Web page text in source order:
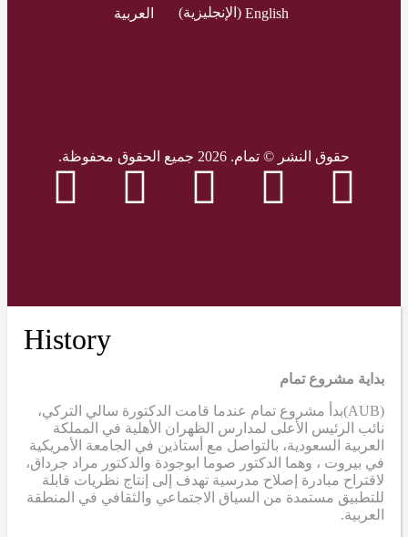
English
( الإنجليزية) العربية
حقوق النشر © تمام. 2026 جميع الحقوق محفوظة.
History
بداية مشروع تمام
(AUB)
بدأ مشروع تمام عندما قامت الدكتورة سالي التركي،
نائب الرئيس الأعلى لمدارس الظهران الأهلية في المملكة
العربية السعودية، بالتواصل مع أستاذين في الجامعة الأمريكية
في بيروت ، وهما الدكتور صوما ابوجودة والدكتور مراد جرداق،
لاقتراح مبادرة إصلاح مدرسية تهدف إلى إنتاج نظريات قابلة
للتطبيق مستمدة من السياق الاجتماعي والثقافي في المنطقة
العربية.